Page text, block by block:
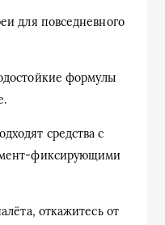
для повседневного
формулы
средства с
фиксирующими
откажитесь от